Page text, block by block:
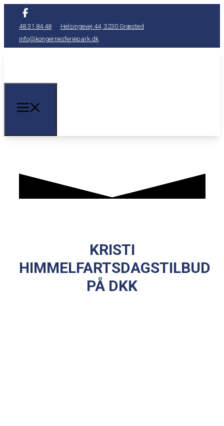
48 31 84 48
Helsingevej 44, 3230 Græsted
info@kongernesferiepark.dk
KRISTI
HIMMELFARTSDAGSTILBUD
PÅ DKK